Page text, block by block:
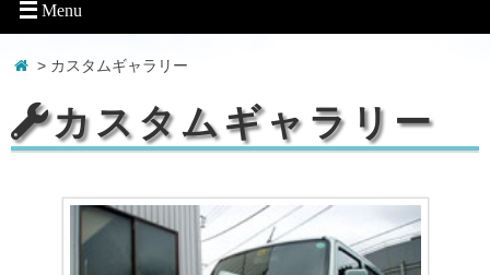
> カスタムギャラリー
カスタムギャラリー